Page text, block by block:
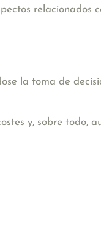
relacionados
la toma de
y, sobre todo,